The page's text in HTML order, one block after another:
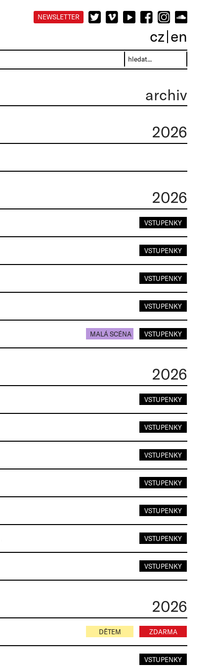
NEWSLETTER
cz en
archiv
2026
2026
VSTUPENKY
VSTUPENKY
VSTUPENKY
VSTUPENKY
MALÁ SCÉNA VSTUPENKY
2026
VSTUPENKY
VSTUPENKY
VSTUPENKY
VSTUPENKY
VSTUPENKY
VSTUPENKY
VSTUPENKY
2026
DĚTEM ZDARMA
VSTUPENKY